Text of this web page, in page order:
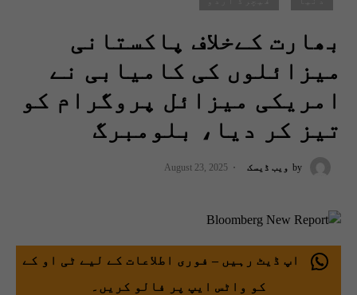
بھارت کےخلاف پاکستانی
میزائلوں کی کامیابی نے
امریکی میزائل پروگرام کو
تیز کر دیا، بلومبرگ
by ویب ڈیسک August 23, 2025
اپ ڈیٹ رہیں – فوری اطلاعات کے لیے ٹی او کے
کو واٹس ایپ پر فالو کریں۔